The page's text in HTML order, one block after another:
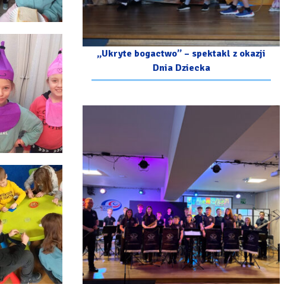
„Ukryte bogactwo” – spektakl z okazji
Dnia Dziecka